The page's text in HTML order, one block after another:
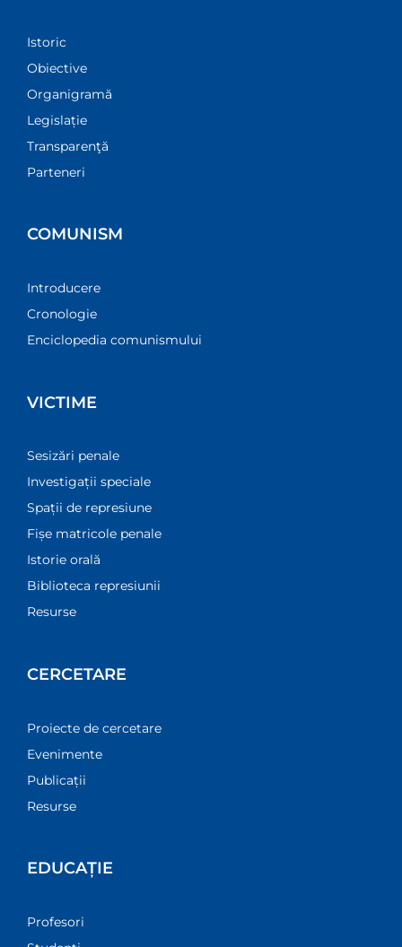
Istoric
Obiective
Organigramă
Legislație
Transparenţă
Parteneri
COMUNISM
Introducere
Cronologie
Enciclopedia comunismului
VICTIME
Sesizări penale
Investigații speciale
Spații de represiune
Fișe matricole penale
Istorie orală
Biblioteca represiunii
Resurse
CERCETARE
Proiecte de cercetare
Evenimente
Publicații
Resurse
EDUCAȚIE
Profesori